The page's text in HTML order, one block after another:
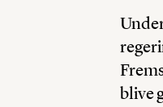
blive